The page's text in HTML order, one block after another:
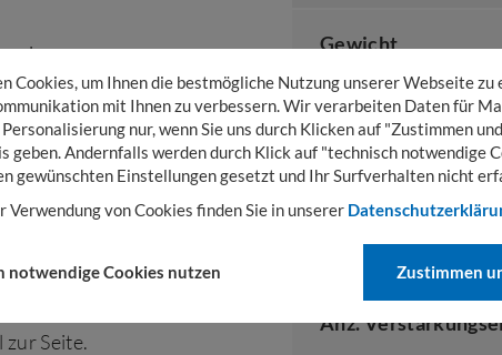
mit Feststeller/ 2
mm
!
Seite.
Gewicht
Ausfachung
Nutzhöhe
Anz.
Cookies, um Ihnen die bestmögliche Nutzung unserer Webseite zu
mit Ihnen zu verbessern. Wir verarbeiten Daten für
nur, wenn Sie uns durch Klicken auf "Zustimmen
geben. Andernfalls werden durch Klick auf "technisch notwendige
gewünschten Einstellungen gesetzt und Ihr Surfverhalten nicht
Verwendung von Cookies finden Sie in unserer
notwendige Cookies nutzen Zustimmen